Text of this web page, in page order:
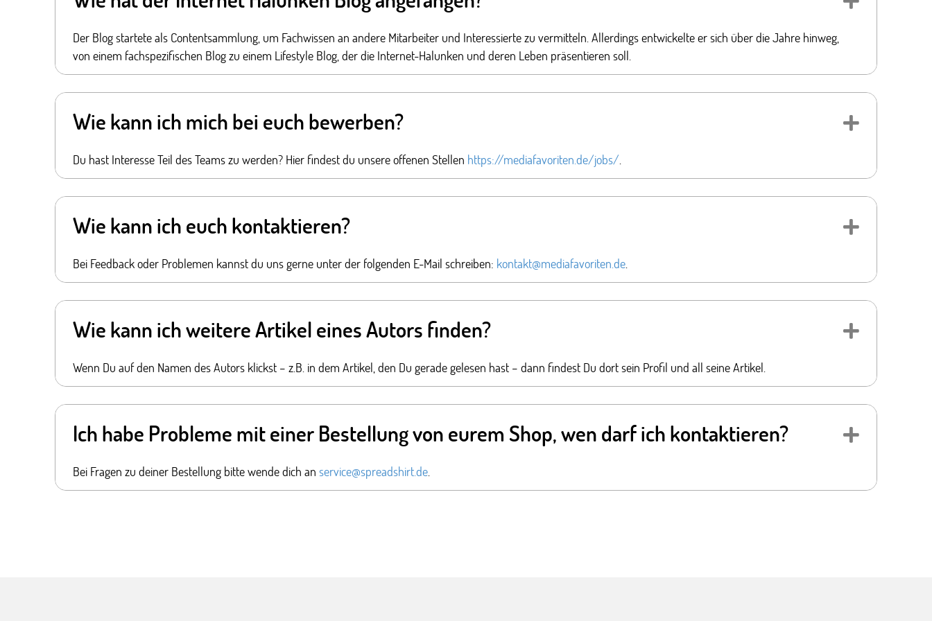
Der Blog startete als Contentsammlung, um Fachwissen an andere Mitarbeiter und Interessierte zu vermitteln. Allerdings entwickelte er sich über die Jahre hinweg,
von einem fachspezifischen Blog zu einem Lifestyle Blog, der die Internet-Halunken und deren Leben präsentieren soll.
Wie kann ich mich bei euch bewerben? Expand
Du hast Interesse Teil des Teams zu werden? Hier findest du unsere offenen Stellen https://mediafavoriten.de/jobs/.
Wie kann ich euch kontaktieren? Expand
Bei Feedback oder Problemen kannst du uns gerne unter der folgenden E-Mail schreiben: kontakt@mediafavoriten.de.
Wie kann ich weitere Artikel eines Autors finden? Expand
Wenn Du auf den Namen des Autors klickst – z.B. in dem Artikel, den Du gerade gelesen hast – dann findest Du dort sein Profil und all seine Artikel.
Ich habe Probleme mit einer Bestellung von eurem Shop, wen darf ich kontaktieren? Expand
Bei Fragen zu deiner Bestellung bitte wende dich an service@spreadshirt.de.